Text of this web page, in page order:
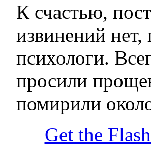
К счастью,
извинений нет,
психологи.
просили
помирили
Get the